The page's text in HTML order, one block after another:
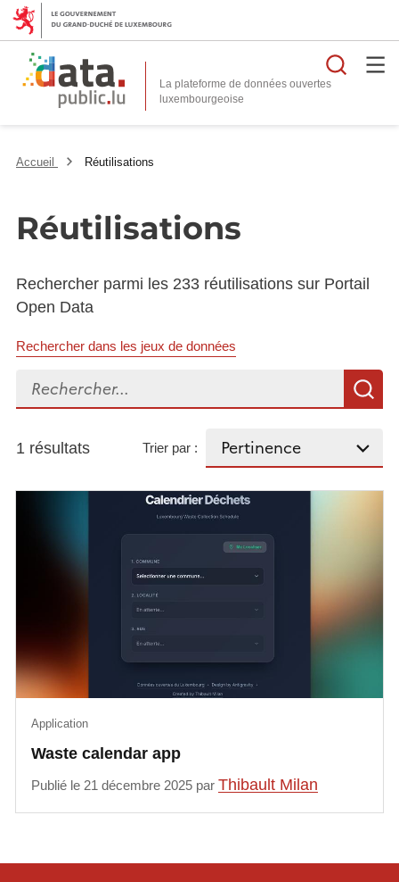
La plateforme de données ouvertes
Accueil Réutilisations
Réutilisations
Rechercher parmi les 233 réutilisations sur Portail
Open Data
Rechercher dans les jeux de données
Rechercher...
1 résultats Trier par :
Waste calendar app
Application
Publié le 21 décembre 2025 parThibault Milan